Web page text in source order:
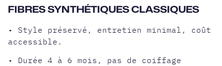
FIBRES SYNTHÉTIQUES CLASSIQUES
• Style préservé, entretien minimal, coût
accessible.
• Durée 4 à 6 mois, pas de coiffage